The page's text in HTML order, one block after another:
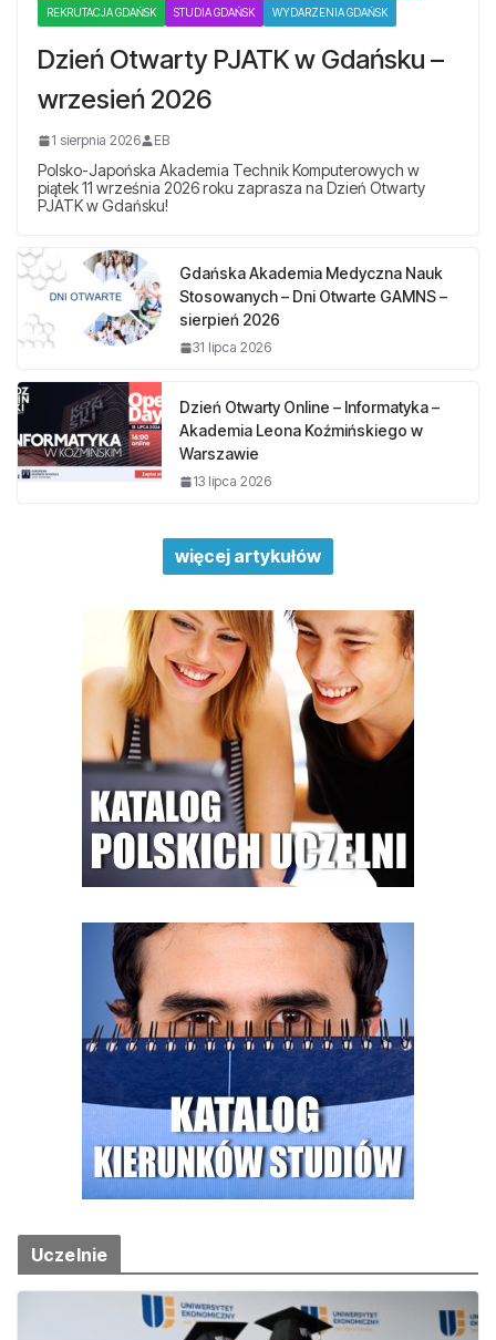
REKRUTACJA GDAŃSK STUDIA GDAŃSK WYDARZENIA GDAŃSK
Dzień Otwarty PJATK w Gdańsku –
wrzesień 2026
1 sierpnia 2026 EB
Polsko-Japońska Akademia Technik Komputerowych w
piątek 11 września 2026 roku zaprasza na Dzień Otwarty
PJATK w Gdańsku!
Gdańska Akademia Medyczna Nauk
Stosowanych – Dni Otwarte GAMNS –
sierpień 2026
31 lipca 2026
Dzień Otwarty Online – Informatyka –
Akademia Leona Koźmińskiego w
Warszawie
13 lipca 2026
więcej artykułów
Uczelnie